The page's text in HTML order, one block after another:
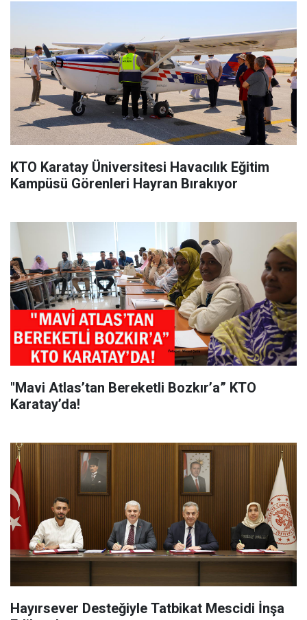
KTO Karatay Üniversitesi Havacılık Eğitim
Kampüsü Görenleri Hayran Bırakıyor
"Mavi Atlas’tan Bereketli Bozkır’a” KTO
Karatay’da!
Hayırsever Desteğiyle Tatbikat Mescidi İnşa